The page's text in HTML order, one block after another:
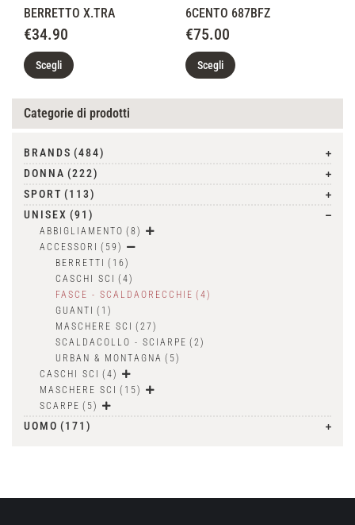
BERRETTO X.TRA
€34.90
Scegli
6CENTO 687BFZ
€75.00
Scegli
Categorie di prodotti
BRANDS (484)
DONNA (222)
SPORT (113)
UNISEX (91)
ABBIGLIAMENTO (8)
ACCESSORI
(59)
BERRETTI
(16)
CASCHI SCI
(4)
FASCE - SCALDAORECCHIE (4)
GUANTI
(1)
MASCHERE SCI
(27)
SCALDACOLLO - SCIARPE (2)
URBAN & MONTAGNA (5)
CASCHI SCI
(4)
MASCHERE SCI
(15)
SCARPE (5)
UOMO (171)